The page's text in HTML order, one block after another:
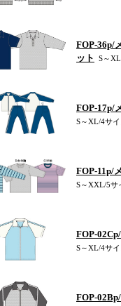
FOP-36p/
ット
S～
FOP-17p/
S～XL/4サ
FOP-11p/
S～XXL/5サ
FOP-
S～XL/4サ
FOP-